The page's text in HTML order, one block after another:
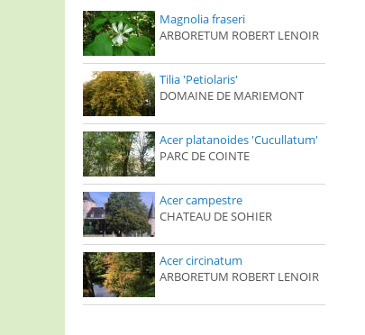
Magnolia fraseri
ARBORETUM ROBERT LENOIR
Tilia 'Petiolaris'
DOMAINE DE MARIEMONT
Acer platanoides 'Cucullatum'
PARC DE COINTE
Acer campestre
CHATEAU DE SOHIER
Acer circinatum
ARBORETUM ROBERT LENOIR